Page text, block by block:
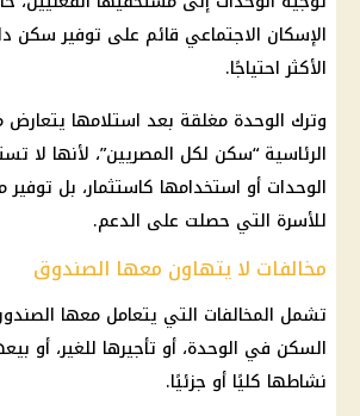
الإسكان الاجتماعي قائم على توفير سكن
الأكثر احتياجًا.
وترك الوحدة مغلقة بعد استلامها يتعارض
الرئاسية “سكن لكل المصريين”، لأنها لا
الوحدات أو استخدامها كاستثمار، بل
للأسرة التي حصلت على الدعم.
مخالفات لا يتهاون معها الصندوق
تشمل المخالفات التي يتعامل معها
السكن في الوحدة، أو تأجيرها للغير، أو
نشاطها كليًا أو جزئيًا.